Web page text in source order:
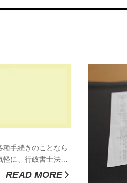
手続きのことなら
に、行政書士法人
問い合わせ〒264-
READ MORE